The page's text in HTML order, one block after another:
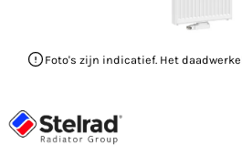
Foto's zijn indicatief. Het